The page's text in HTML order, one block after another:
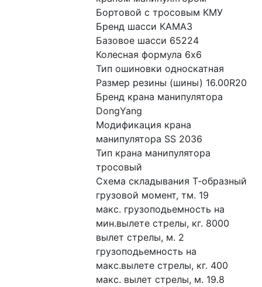
Бортовой с тросовым КМУ
Бренд шасси КАМАЗ
Базовое шасси 65224
Колесная формула 6x6
Тип ошиновки односкатная
Размер резины (шины) 16.00R20
Бренд крана манипулятора
DongYang
Модификация крана
манипулятора SS 2036
Тип крана манипулятора
тросовый
Схема складывания Т-образный
грузовой момент, тм. 19
макс. грузоподьемность на
мин.вылете стрелы, кг. 8000
вылет стрелы, м. 2
грузоподьемность на
макс.вылете стрелы, кг. 400
макс. вылет стрелы, м. 19.8